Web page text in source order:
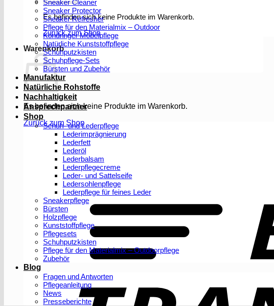
Es befinden sich keine Produkte im Warenkorb.
Zurück zum Shop
Warenkorb
Es befinden sich keine Produkte im Warenkorb.
Zurück zum Shop
Sneaker Cleaner
Sneaker Protector
Sneaker Refresher
Pflege für den Materialmix – Outdoor
Köndringer Möbelpflege
Natürliche Kunststoffpflege
Schuhputzkisten
Schuhpflege-Sets
Bürsten und Zubehör
Manufaktur
Natürliche Rohstoffe
Nachhaltigkeit
Ansprechpartner
Shop
Schuh- und Lederpflege
Lederimprägnierung
Lederfett
Lederöl
Lederbalsam
Lederpflegecreme
Leder- und Sattelseife
Ledersohlenpflege
Lederpflege für feines Leder
Sneakerpflege
Bürsten
Holzpflege
Kunststoffpflege
Pflegesets
Schuhputzkisten
Pflege für den Materialmix – Outdoorpflege
Zubehör
Blog
Fragen und Antworten
Pflegeanleitung
News
Presseberichte